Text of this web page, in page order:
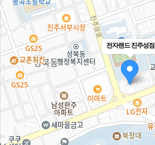
전자랜드 진주성점